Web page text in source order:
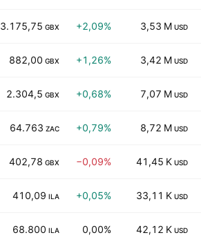
3.175,75 GBX +2,09% 3,53 M USD
882,00 GBX +1,26% 3,42 M USD
2.304,5 GBX +0,68% 7,07 M USD
64.763 ZAC +0,79% 8,72 M USD
402,78 GBX −0,09% 41,45 K USD
410,09 ILA +0,05% 33,11 K USD
68.800 ILA 0,00% 42,12 K USD